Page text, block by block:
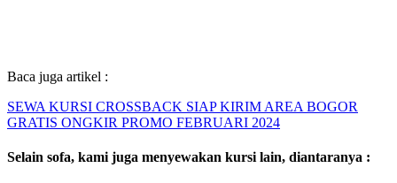
Baca juga artikel :
SEWA KURSI CROSSBACK SIAP KIRIM AREA BOGOR
GRATIS ONGKIR PROMO FEBRUARI 2024
Selain sofa, kami juga menyewakan kursi lain, diantaranya :